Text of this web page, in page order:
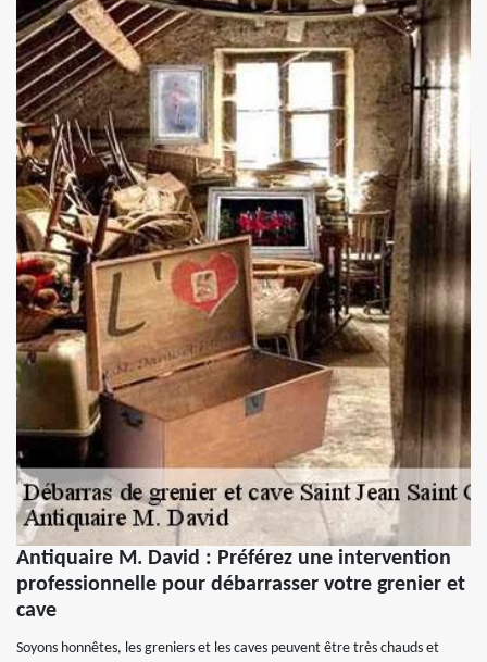
Antiquaire M. David : Préférez une intervention
professionnelle pour débarrasser votre grenier et
cave
Soyons honnêtes, les greniers et les caves peuvent être très chauds et